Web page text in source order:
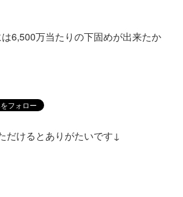
6,500万当たりの下固めが出来たか
だけるとありがたいです↓